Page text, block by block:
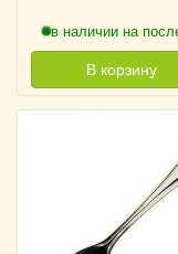
в наличии на
В корзину